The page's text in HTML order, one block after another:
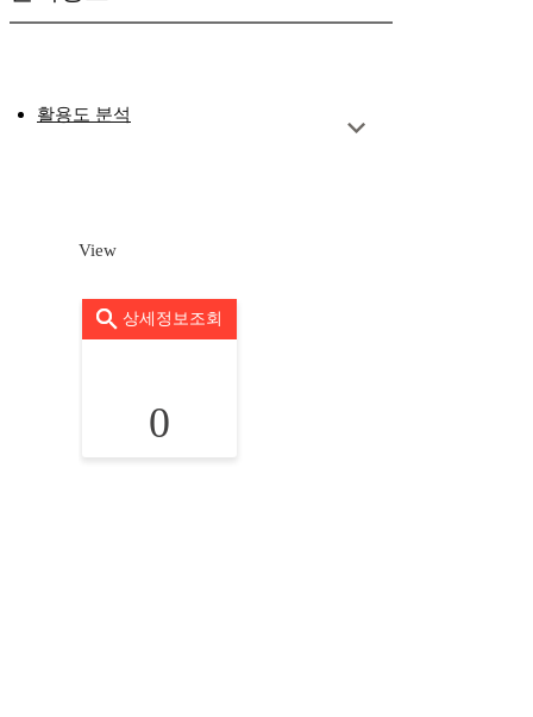
활용도 분석
View
상세정보조회
0